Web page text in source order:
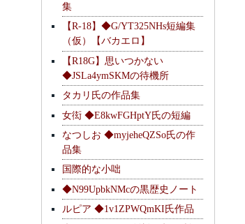
集
【R-18】◆G/YT325NHs短編集
（仮）【バカエロ】
【R18G】思いつかない
◆JSLa4ymSKMの待機所
タカリ氏の作品集
女衒 ◆E8kwFGHptY氏の短編
なつしお ◆myjeheQZSo氏の作
品集
国際的な小咄
◆N99UpbkNMcの黒歴史ノート
ルピア ◆1v1ZPWQmKI氏作品